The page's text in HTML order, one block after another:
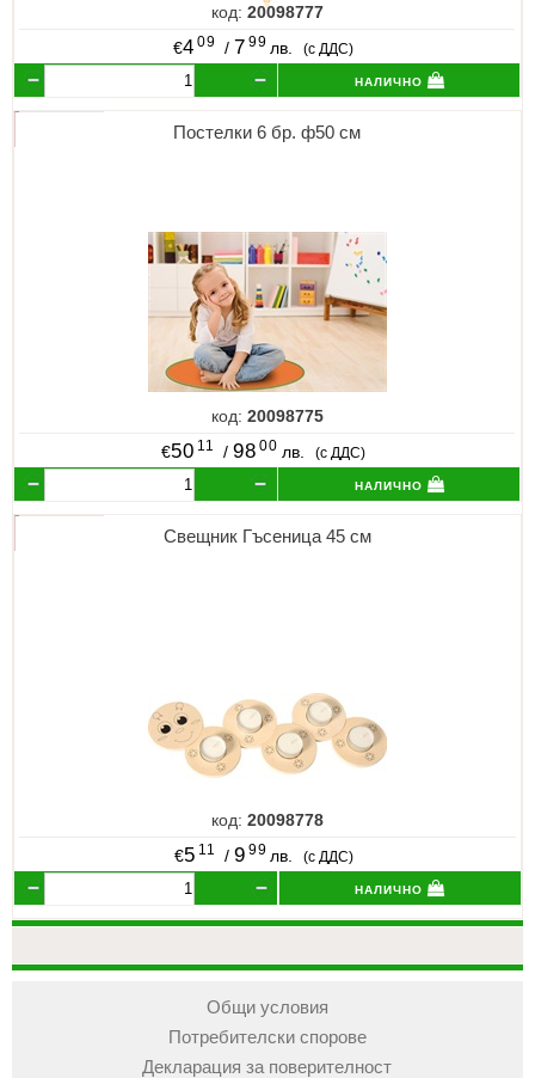
код: 20098777
€4 09 / 7 99 лв. (с ДДС)
налично
Постелки 6 бр. ф50 см
код: 20098775
€50 11 /98 00 лв. (с ДДС)
налично
Свещник Гъсеница 45 см
код: 20098778
€5 11 / 9 99 лв. (с ДДС)
налично
Общи условия
Потребителски спорове
Декларация за поверителност